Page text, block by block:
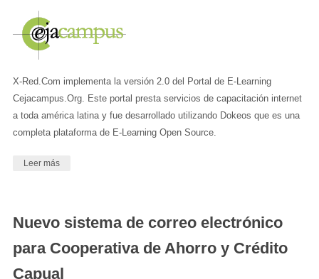
X-Red.Com implementa la versión 2.0 del Portal de E-Learning
Cejacampus.Org. Este portal presta servicios de capacitación internet
a toda américa latina y fue desarrollado utilizando Dokeos que es una
completa plataforma de E-Learning Open Source.
Leer más
Nuevo sistema de correo electrónico
para Cooperativa de Ahorro y Crédito
Capual